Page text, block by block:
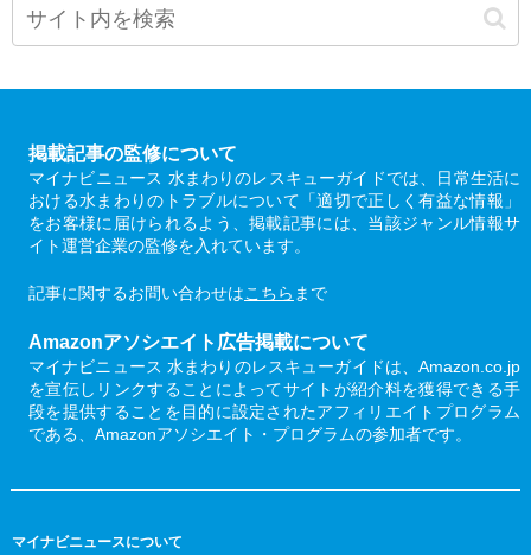
掲載記事の監修について
マイナビニュース 水まわりのレスキューガイドでは、日常生活に
おける水まわりのトラブルについて「適切で正しく有益な情報」
をお客様に届けられるよう、掲載記事には、当該ジャンル情報サ
イト運営企業の監修を入れています。
記事に関するお問い合わせはこちら まで
Amazonアソシエイト広告掲載について
マイナビニュース 水まわりのレスキューガイドは、Amazon.co.jp
を宣伝しリンクすることによってサイトが紹介料を獲得できる手
段を提供することを目的に設定されたアフィリエイトプログラム
である、Amazonアソシエイト・プログラムの参加者です。
マイナビニュースについて